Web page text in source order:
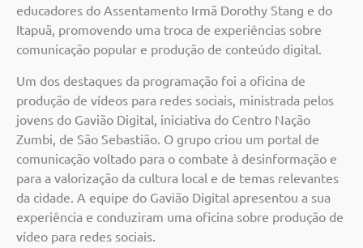
educadores do Assentamento Irmã Dorothy Stang e do
Itapuã, promovendo uma troca de experiências sobre
comunicação popular e produção de conteúdo digital.
Um dos destaques da programação foi a oficina de
produção de vídeos para redes sociais, ministrada pelos
jovens do Gavião Digital, iniciativa do Centro Nação
Zumbi, de São Sebastião. O grupo criou um portal de
comunicação voltado para o combate à desinformação e
para a valorização da cultura local e de temas relevantes
da cidade. A equipe do Gavião Digital apresentou a sua
experiência e conduziram uma oficina sobre produção de
vídeo para redes sociais.